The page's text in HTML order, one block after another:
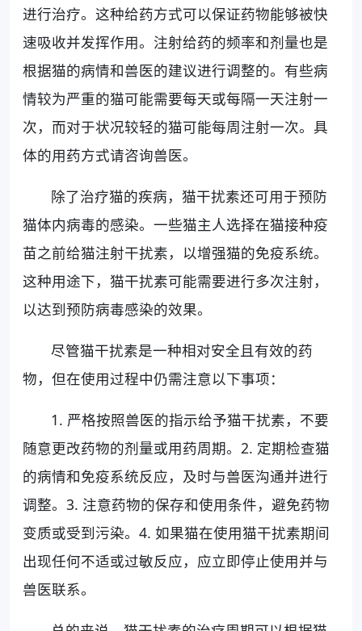
进行治疗。这种给药方式可以保证药物能够被快
速吸收并发挥作用。注射给药的频率和剂量也是
根据猫的病情和兽医的建议进行调整的。有些病
情较为严重的猫可能需要每天或每隔一天注射一
次，而对于状况较轻的猫可能每周注射一次。具
体的用药方式请咨询兽医。
除了治疗猫的疾病，猫干扰素还可用于预防
猫体内病毒的感染。一些猫主人选择在猫接种疫
苗之前给猫注射干扰素，以增强猫的免疫系统。
这种用途下，猫干扰素可能需要进行多次注射，
以达到预防病毒感染的效果。
尽管猫干扰素是一种相对安全且有效的药
物，但在使用过程中仍需注意以下事项：
1. 严格按照兽医的指示给予猫干扰素，不要
随意更改药物的剂量或用药周期。2. 定期检查猫
的病情和免疫系统反应，及时与兽医沟通并进行
调整。3. 注意药物的保存和使用条件，避免药物
变质或受到污染。4. 如果猫在使用猫干扰素期间
出现任何不适或过敏反应，应立即停止使用并与
兽医联系。